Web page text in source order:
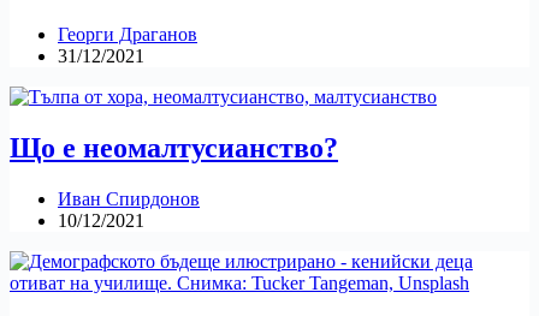
Георги Драганов
31/12/2021
Що е неомалтусианство?
Иван Спирдонов
10/12/2021